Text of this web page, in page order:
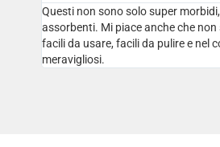
Questi non sono solo super
assorbenti. Mi piace anche che
facili da usare, facili da pulire e nel
meravigliosi.